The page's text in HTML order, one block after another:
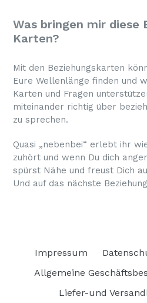
Was bringen mir diese
Karten?
Mit den Beziehungskarten
Eure Wellenlänge finden und
Karten und Fragen
miteinander richtig über
zu sprechen.
Quasi „nebenbei“ erlebt ihr
zuhört und wenn Du dich
spürst Nähe und freust Dich
Und auf das nächste
Impressum
Allgemeine
Liefer-und